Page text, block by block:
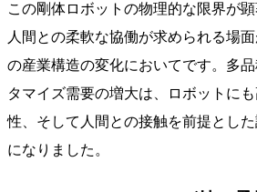
この剛体ロボットの物理的な限界が顕
人間との柔軟な協働が求められる場
の産業構造の変化においてです。多
タマイズ需要の増大は、ロボットに
性、そして人間との接触を前提とし
になりました。